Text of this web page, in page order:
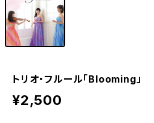
トリオ・フルール「Blooming」
¥2,500